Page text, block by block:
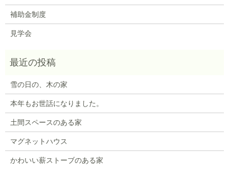
補助金制度
見学会
雪の日の、木の家
本年もお世話になりました。
土間スペースのある家
マグネットハウス
かわいい薪ストーブのある家